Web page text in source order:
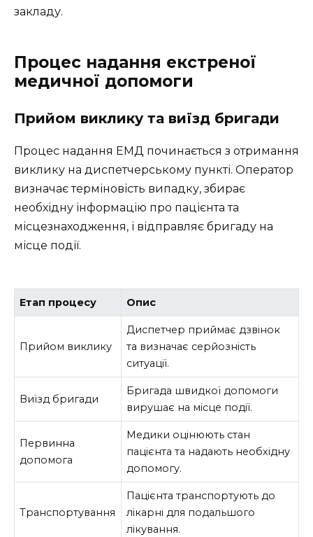
закладу.
Процес надання екстреної
медичної допомоги
Прийом виклику та виїзд бригади
Процес надання ЕМД починається з отримання
виклику на диспетчерському пункті. Оператор
визначає терміновість випадку, збирає
необхідну інформацію про пацієнта та
місцезнаходження, і відправляє бригаду на
місце події.
Етап процесу Опис
Прийом виклику
Диспетчер приймає дзвінок
та визначає серйозність
ситуації.
Виїзд бригади
Бригада швидкої допомоги
вирушає на місце події.
Первинна
допомога
Медики оцінюють стан
пацієнта та надають необхідну
допомогу.
Транспортування
Пацієнта транспортують до
лікарні для подальшого
лікування.